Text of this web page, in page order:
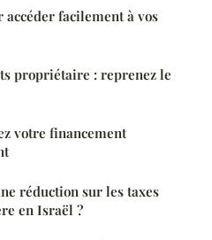
facilement à vos
propriétaire : reprenez le
votre financement
réduction sur les taxes
en Israël ?